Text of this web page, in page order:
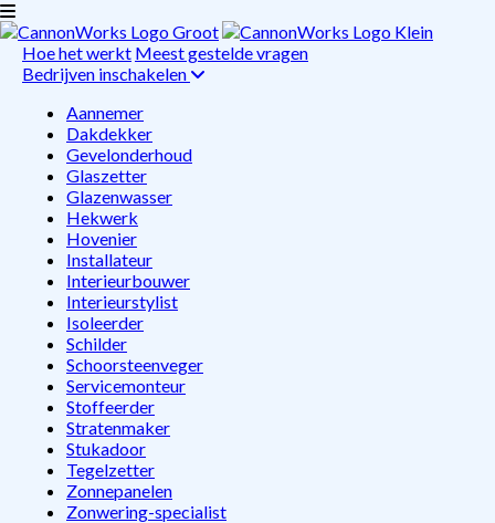
Hoe het werkt Meest gestelde vragen
Bedrijven inschakelen
Aannemer
Dakdekker
Gevelonderhoud
Glaszetter
Glazenwasser
Hekwerk
Hovenier
Installateur
Interieurbouwer
Interieurstylist
Isoleerder
Schilder
Schoorsteenveger
Servicemonteur
Stoffeerder
Stratenmaker
Stukadoor
Tegelzetter
Zonnepanelen
Zonwering-specialist